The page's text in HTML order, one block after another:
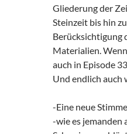
Gliederung der
Steinzeit bis hin
Berücksichtigung
Materialien.
auch in Episode
Und endlich auch
-Eine neue
-wie es jemanden